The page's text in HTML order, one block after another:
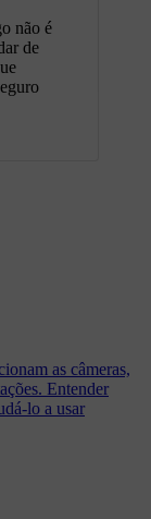
não é
de
as câmeras,
Entender
lo a usar